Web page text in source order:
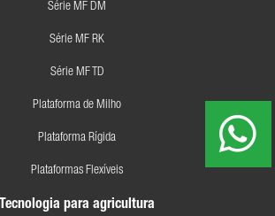
Série MF DM
Série MF RK
Série MF TD
Plataforma de Milho
Plataforma Rígida
Plataformas Flexíveis
Tecnologia para agricultura